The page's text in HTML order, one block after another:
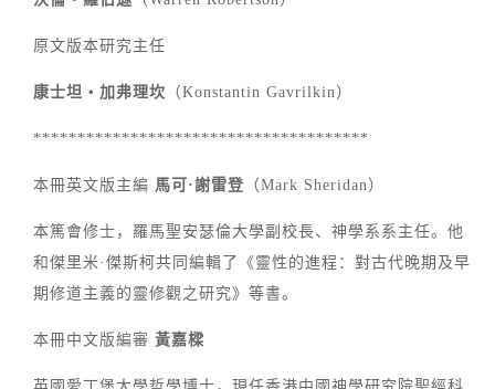
原文版本研究主任
康士坦‧加弗理坎 （Konstantin Gavrilkin）
**************************************
本冊英文版主編 馬可·謝雷登 （Mark Sheridan）
本篤會修士，羅馬聖安瑟倫大學副校長、神學系系主任。他
和傑里米·傑斯柯共同編輯了《靈性的進程：對古代晚期及早
期修道主義的靈修觀之研究》等書。
本冊中文版編審 黃嘉樑